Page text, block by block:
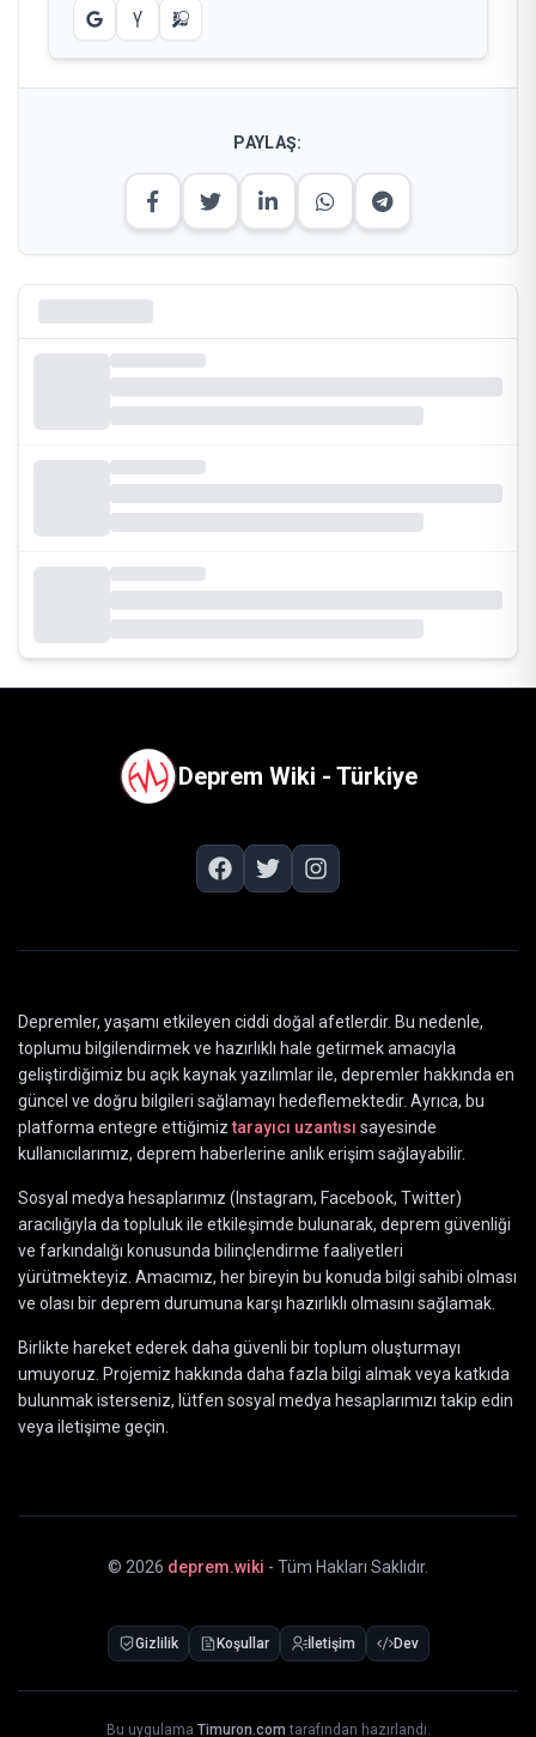
PAYLAŞ:
Deprem Wiki - Türkiye
Depremler, yaşamı etkileyen ciddi doğal afetlerdir. Bu nedenle,
toplumu bilgilendirmek ve hazırlıklı hale getirmek amacıyla
geliştirdiğimiz bu açık kaynak yazılımlar ile, depremler hakkında en
güncel ve doğru bilgileri sağlamayı hedeflemektedir. Ayrıca, bu
platforma entegre ettiğimiz tarayıcı uzantısı sayesinde
kullanıcılarımız, deprem haberlerine anlık erişim sağlayabilir.
Sosyal medya hesaplarımız (Instagram, Facebook, Twitter)
aracılığıyla da topluluk ile etkileşimde bulunarak, deprem güvenliği
ve farkındalığı konusunda bilinçlendirme faaliyetleri
yürütmekteyiz. Amacımız, her bireyin bu konuda bilgi sahibi olması
ve olası bir deprem durumuna karşı hazırlıklı olmasını sağlamak.
Birlikte hareket ederek daha güvenli bir toplum oluşturmayı
umuyoruz. Projemiz hakkında daha fazla bilgi almak veya katkıda
bulunmak isterseniz, lütfen sosyal medya hesaplarımızı takip edin
veya iletişime geçin.
© 2026 deprem.wiki - Tüm Hakları Saklıdır.
Gizlilik Koşullar İletişim Dev
Bu uygulama Timuron.com tarafından hazırlandı.